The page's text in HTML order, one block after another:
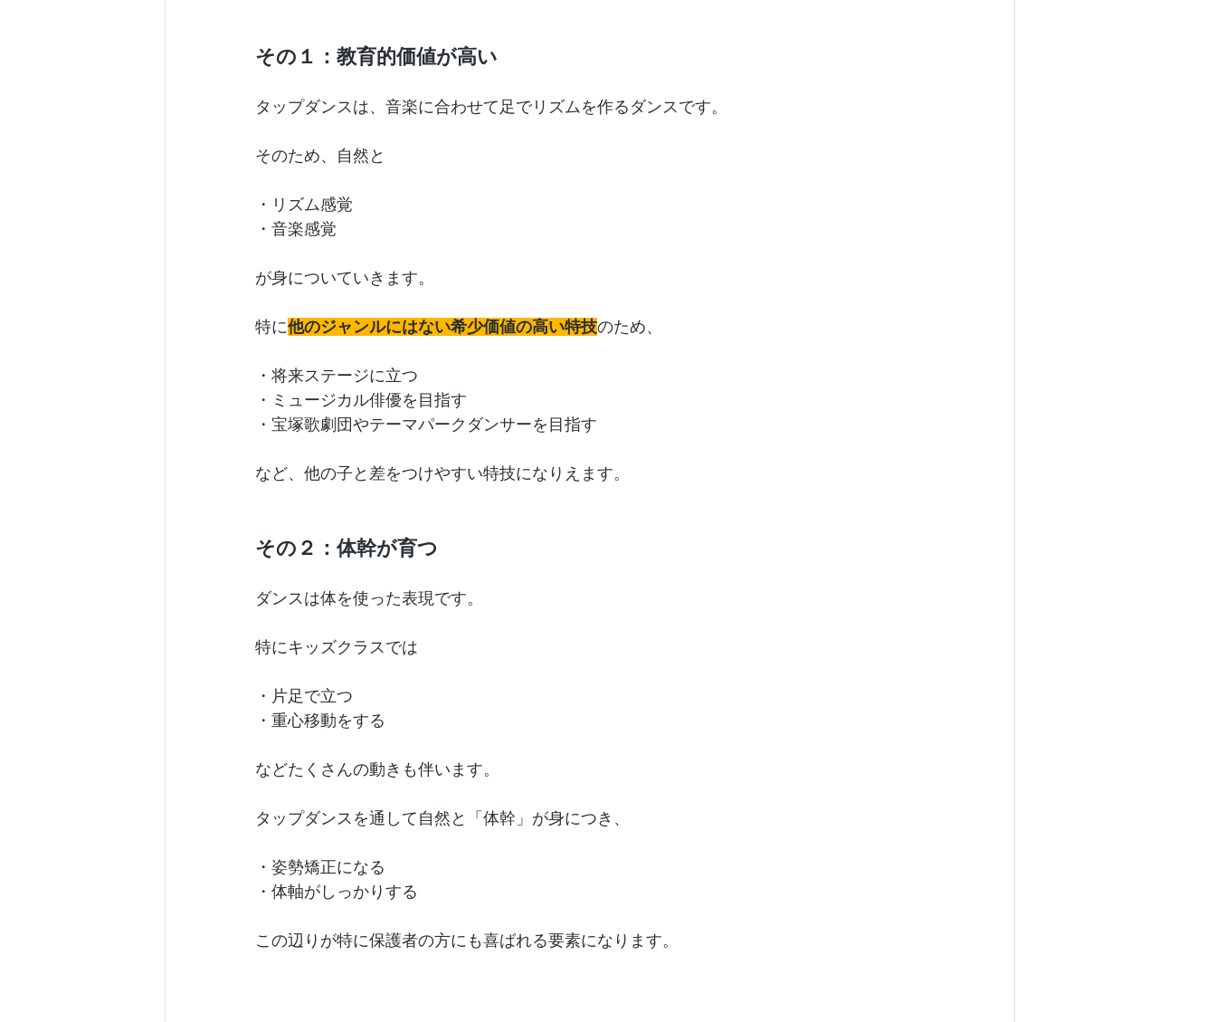
その１：教育的価値が高い
タップダンスは、音楽に合わせて足でリズムを作るダンスです。
そのため、自然と
・リズム感覚
・音楽感覚
が身についていきます。
特に他のジャンルにはない希少価値の高い特技のため、
・将来ステージに立つ
・ミュージカル俳優を目指す
・宝塚歌劇団やテーマパークダンサーを目指す
など、他の子と差をつけやすい特技になりえます。
その２：体幹が育つ
ダンスは体を使った表現です。
特にキッズクラスでは
・片足で立つ
・重心移動をする
などたくさんの動きも伴います。
タップダンスを通して自然と「体幹」が身につき、
・姿勢矯正になる
・体軸がしっかりする
この辺りが特に保護者の方にも喜ばれる要素になります。